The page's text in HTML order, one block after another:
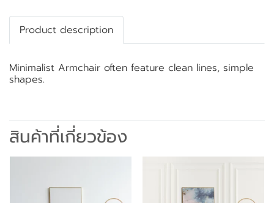
Product description
Minimalist Armchair often feature clean lines, simple
shapes.
สินค้าที่เกี่ยวข้อง